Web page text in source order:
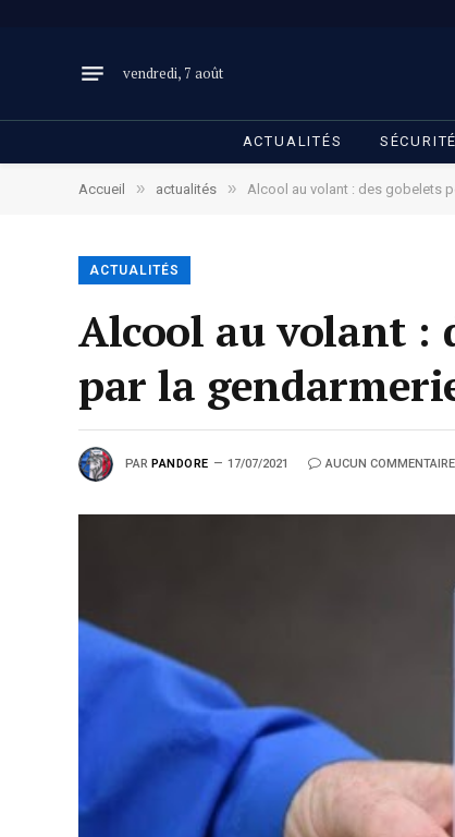
vendredi, 7 août
ACTUALITÉS SÉCURITÉ
Accueil » actualités » Alcool au volant : des gobelets
ACTUALITÉS
Alcool au volant :
par la
PAR PANDORE 17/07/2021 AUCUN COMMENTAIRE